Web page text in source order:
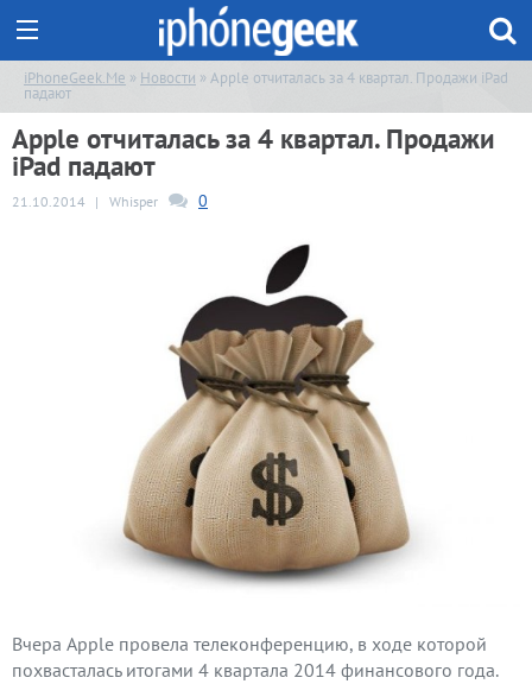
iPhoneGeek.Me » Новости » Apple отчиталась за 4 квартал. Продажи iPad
падают
Apple отчиталась за 4 квартал. Продажи
iPad падают
21.10.2014 | Whisper 0
Вчера Apple провела телеконференцию, в ходе которой
похвасталась итогами 4 квартала 2014 финансового года.